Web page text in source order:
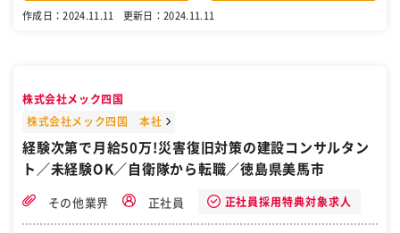
作成日：2024.11.11 更新日：2024.11.11
株式会社メック四国
株式会社メック四国 本社
経験次第で月給50万!災害復旧対策の建設コンサルタン
ト／未経験OK／自衛隊から転職／徳島県美馬市
その他業界 正社員 正社員採用特典対象求人